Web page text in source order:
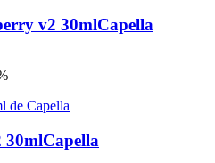
v2 30mlCapella
30mlCapella